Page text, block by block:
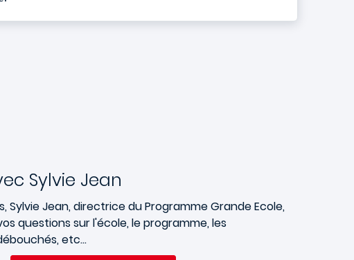
Sylvie Jean
Sylvie Jean, directrice du Programme Grande Ecole,
questions sur l'école, le programme, les
etc...